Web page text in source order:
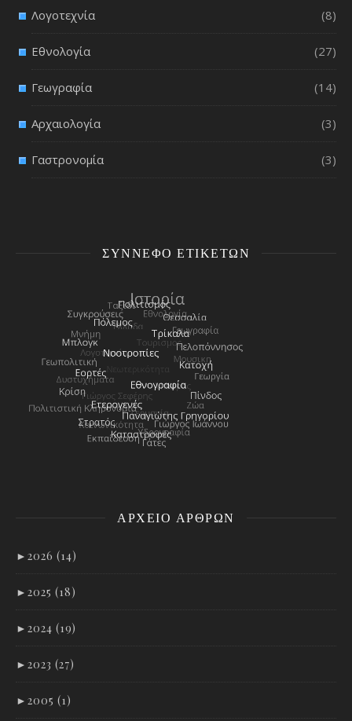
Λογοτεχνία (8)
Εθνολογία (27)
Γεωγραφία (14)
Αρχαιολογία (3)
Γαστρονομία (3)
ΣΎΝΝΕΦΟ ΕΤΙΚΕΤΏΝ
ΑΡΧΕΊΟ ΑΡΘΡΩΝ
► 2026 (14)
► 2025 (18)
► 2024 (19)
► 2023 (27)
► 2005 (1)